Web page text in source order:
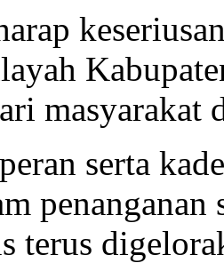
masyarakat
serta
terus